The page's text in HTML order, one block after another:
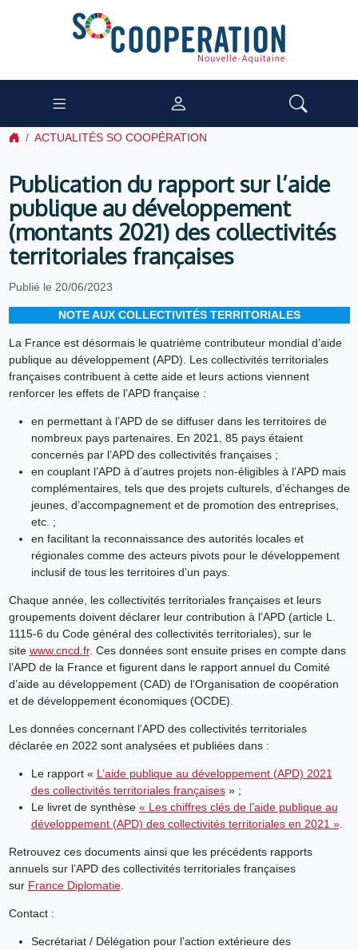
ACTUALITÉS SO COOPÉRATION
Publication du rapport sur l’aide
publique au développement
(montants 2021) des collectivités
territoriales françaises
Publié le 20/06/2023
NOTE AUX COLLECTIVITÉS TERRITORIALES
La France est désormais le quatrième contributeur mondial d’aide
publique au développement (APD). Les collectivités territoriales
françaises contribuent à cette aide et leurs actions viennent
renforcer les effets de l’APD française :
en permettant à l’APD de se diffuser dans les territoires de
nombreux pays partenaires. En 2021, 85 pays étaient
concernés par l’APD des collectivités françaises ;
en couplant l’APD à d’autres projets non-éligibles à l’APD mais
complémentaires, tels que des projets culturels, d’échanges de
jeunes, d’accompagnement et de promotion des entreprises,
etc. ;
en facilitant la reconnaissance des autorités locales et
régionales comme des acteurs pivots pour le développement
inclusif de tous les territoires d’un pays.
Chaque année, les collectivités territoriales françaises et leurs
groupements doivent déclarer leur contribution à l’APD (article L.
1115-6 du Code général des collectivités territoriales), sur le
site www.cncd.fr. Ces données sont ensuite prises en compte dans
l’APD de la France et figurent dans le rapport annuel du Comité
d’aide au développement (CAD) de l’Organisation de coopération
et de développement économiques (OCDE).
Les données concernant l’APD des collectivités territoriales
déclarée en 2022 sont analysées et publiées dans :
Le rapport « L’aide publique au développement (APD) 2021
des collectivités territoriales françaises» ;
Le livret de synthèse « Les chiffres clés de l’aide publique au
développement (APD) des collectivités territoriales en 2021 ».
Retrouvez ces documents ainsi que les précédents rapports
annuels sur l’APD des collectivités territoriales françaises
sur France Diplomatie.
Contact :
Secrétariat / Délégation pour l’action extérieure des